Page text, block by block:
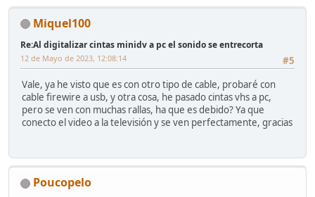
Miquel100
Re:Al digitalizar cintas minidv a pc el sonido se entrecorta
#5
12 de Mayo de 2023, 12:08:14
Vale, ya he visto que es con otro tipo de cable, probaré con
cable firewire a usb, y otra cosa, he pasado cintas vhs a pc,
pero se ven con muchas rallas, ha que es debido? Ya que
conecto el video a la televisión y se ven perfectamente, gracias
Poucopelo